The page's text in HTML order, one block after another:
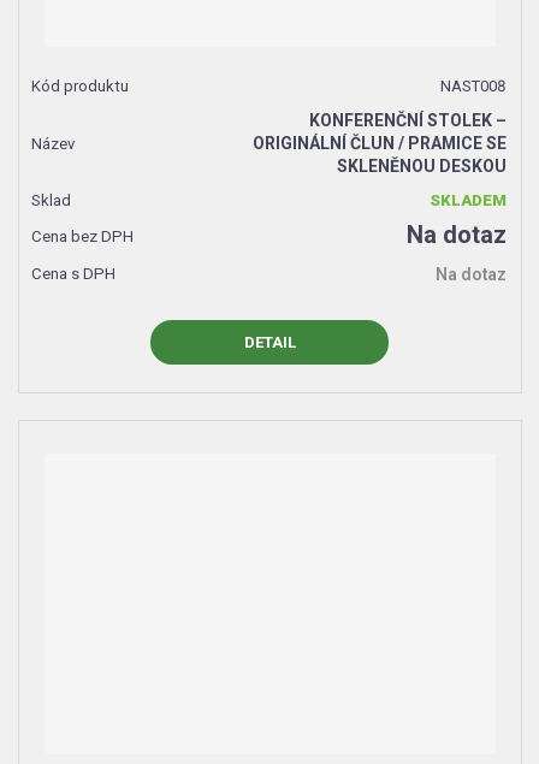
NAST008
KONFERENČNÍ STOLEK –
ORIGINÁLNÍ ČLUN / PRAMICE SE
SKLENĚNOU DESKOU
SKLADEM
Na dotaz
Na dotaz
DETAIL